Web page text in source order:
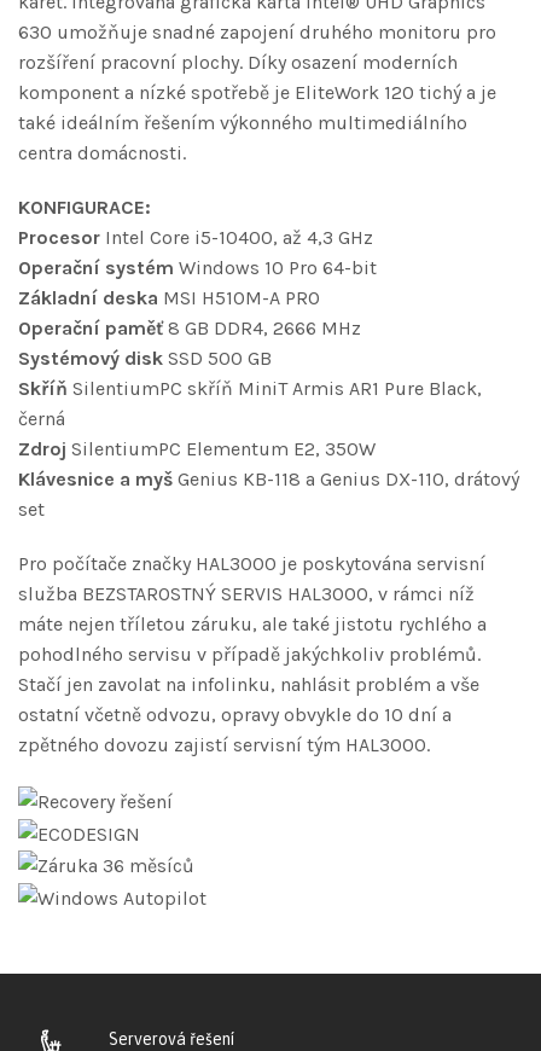
630 umožňuje snadné zapojení druhého monitoru pro
rozšíření pracovní plochy. Díky osazení moderních
komponent a nízké spotřebě je EliteWork 120 tichý a je
také ideálním řešením výkonného multimediálního
centra domácnosti.
KONFIGURACE:
Procesor Intel Core i5-10400, až 4,3 GHz
Operační systém Windows 10 Pro 64-bit
Základní deska MSI H510M-A PRO
Operační paměť8 GB DDR4, 2666 MHz
Systémový disk SSD 500 GB
Skříň SilentiumPC skříň MiniT Armis AR1 Pure Black,
černá
Zdroj SilentiumPC Elementum E2, 350W
Klávesnice a myš Genius KB-118 a Genius DX-110, drátový
set
Pro počítače značky HAL3000 je poskytována servisní
služba BEZSTAROSTNÝ SERVIS HAL3000, v rámci níž
máte nejen tříletou záruku, ale také jistotu rychlého a
pohodlného servisu v případě jakýchkoliv problémů.
Stačí jen zavolat na infolinku, nahlásit problém a vše
ostatní včetně odvozu, opravy obvykle do 10 dní a
zpětného dovozu zajistí servisní tým HAL3000.
Serverová řešení